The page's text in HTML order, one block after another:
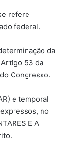
refere
federal.
da
Artigo 53 da
Congresso.
e temporal
no
E A